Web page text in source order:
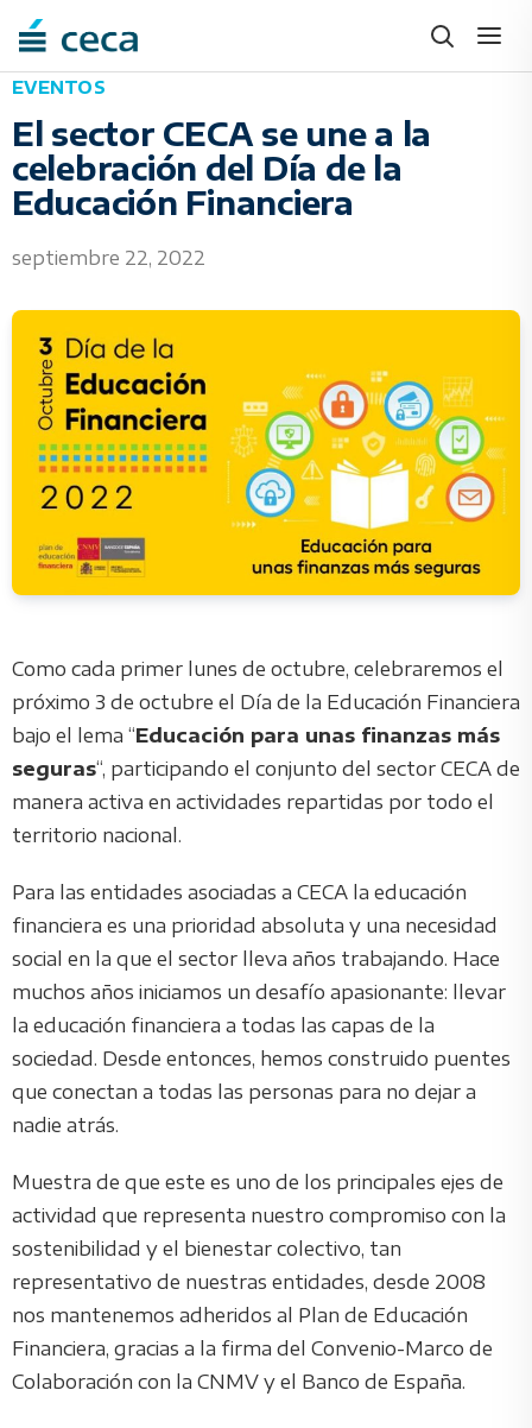
Skip
to
content
EVENTOS
El sector CECA se une a la
celebración del Día de la
Educación Financiera
septiembre 22, 2022
Como cada primer lunes de octubre, celebraremos el
próximo 3 de octubre el Día de la Educación Financiera
bajo el lema “Educación para unas finanzas más
seguras“, participando el conjunto del sector CECA de
manera activa en actividades repartidas por todo el
territorio nacional.
Para las entidades asociadas a CECA la educación
financiera es una prioridad absoluta y una necesidad
social en la que el sector lleva años trabajando. Hace
muchos años iniciamos un desafío apasionante: llevar
la educación financiera a todas las capas de la
sociedad. Desde entonces, hemos construido puentes
que conectan a todas las personas para no dejar a
nadie atrás.
Muestra de que este es uno de los principales ejes de
actividad que representa nuestro compromiso con la
sostenibilidad y el bienestar colectivo, tan
representativo de nuestras entidades, desde 2008
nos mantenemos adheridos al Plan de Educación
Financiera, gracias a la firma del Convenio-Marco de
Colaboración con la CNMV y el Banco de España.